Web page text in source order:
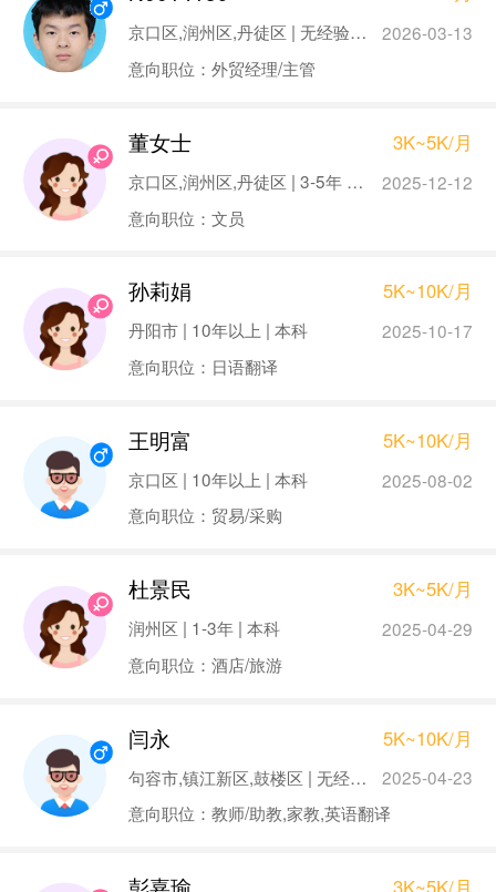
京口区,润州区,丹徒区 | 无经验 | 本科
2026-03-13
意向职位：外贸经理/主管
董女士 3K~5K/月
京口区,润州区,丹徒区 | 3-5年 | 本科
2025-12-12
意向职位：文员
孙莉娟 5K~10K/月
丹阳市 | 10年以上 | 本科
2025-10-17
意向职位：日语翻译
王明富 5K~10K/月
京口区 | 10年以上 | 本科
2025-08-02
意向职位：贸易/采购
杜景民 3K~5K/月
润州区 | 1-3年 | 本科
2025-04-29
意向职位：酒店/旅游
闫永 5K~10K/月
句容市,镇江新区,鼓楼区 | 无经验 | 本科
2025-04-23
意向职位：教师/助教,家教,英语翻译
3K~5K/月